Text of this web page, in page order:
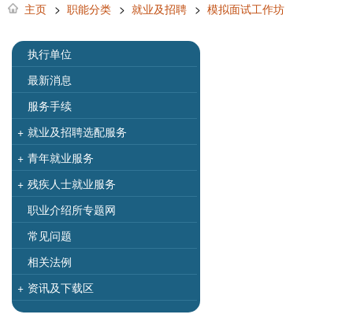
主页 > 职能分类 > 就业及招聘 > 模拟面试工作坊
执行单位
最新消息
服务手续
+ 就业及招聘选配服务
+ 青年就业服务
+ 残疾人士就业服务
职业介绍所专题网
常见问题
相关法例
+ 资讯及下载区